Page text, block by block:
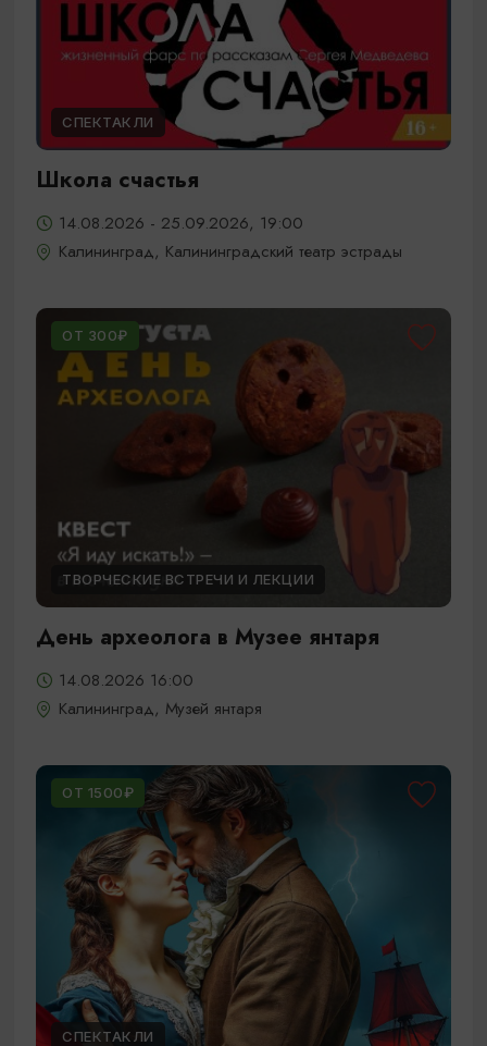
СПЕКТАКЛИ
Школа счастья
14.08.2026 - 25.09.2026, 19:00
Калининград, Калининградский театр эстрады
ОТ 300₽
ТВОРЧЕСКИЕ ВСТРЕЧИ И ЛЕКЦИИ
День археолога в Музее янтаря
14.08.2026 16:00
Калининград, Музей янтаря
ОТ 1500₽
СПЕКТАКЛИ